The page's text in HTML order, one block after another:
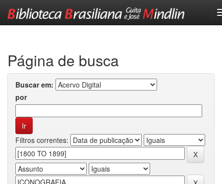
Página de busca
Buscar em:
por
Filtros correntes: